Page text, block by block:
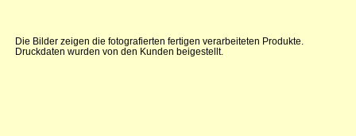
Die Bilder zeigen die fotografierten fertigen verarbeiteten Produkte.
Druckdaten wurden von den Kunden beigestellt.